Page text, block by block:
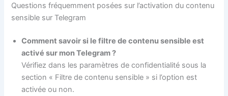
Questions fréquemment posées sur l’activation du contenu
sensible sur Telegram
Comment savoir si le filtre de contenu sensible est
activé sur mon Telegram ?
Vérifiez dans les paramètres de confidentialité sous la
section « Filtre de contenu sensible » si l’option est
activée ou non.